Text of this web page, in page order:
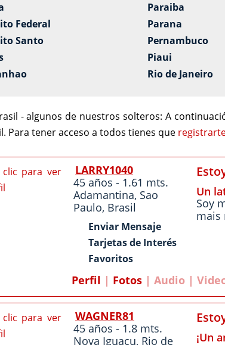
Federal
Santo
Paraiba
Parana
Pernambuco
Piaui
Rio de Janeiro
- algunos de nuestros solteros: A
Para tener acceso a todos tienes que
LARRY1040
45 años - 1.61 mts.
Adamantina, Sao
Paulo, Brasil
Enviar Mensaje
Tarjetas de Interés
Favoritos
Un
Soy
mais
Perfil | Fotos | Audio |
WAGNER81
45 años - 1.8 mts.
Nova Iguaçu, Rio de
¡Un